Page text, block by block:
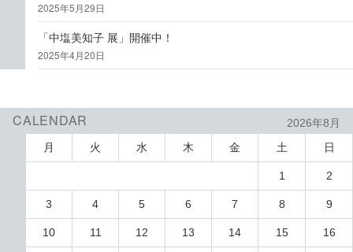
2025年5月29日
「中塩美知子 展」開催中！
2025年4月20日
CALENDAR 2026年8月
月 火 水 木 金 土 日
1 2
3 4 5 6 7 8 9
10 11 12 13 14 15 16